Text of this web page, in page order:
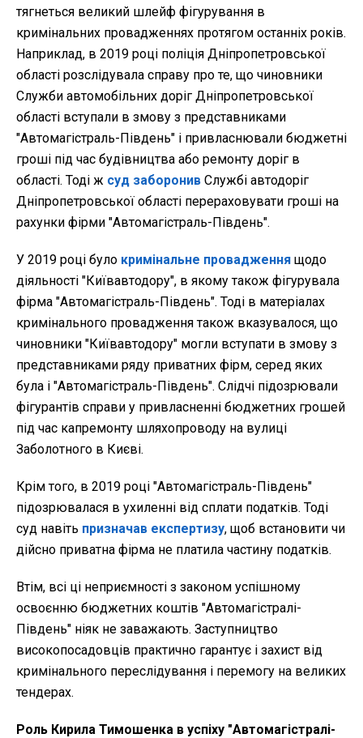
тягнеться великий шлейф фігурування в
кримінальних провадженнях протягом останніх років.
Наприклад, в 2019 році поліція Дніпропетровської
області розслідувала справу про те, що чиновники
Служби автомобільних доріг Дніпропетровської
області вступали в змову з представниками
"Автомагістраль-Південь" і привласнювали бюджетні
гроші під час будівництва або ремонту доріг в
області. Тоді ж суд заборонив Службі автодоріг
Дніпропетровської області перераховувати гроші на
рахунки фірми "Автомагістраль-Південь".
У 2019 році було кримінальне провадження щодо
діяльності "Київавтодору", в якому також фігурувала
фірма "Автомагістраль-Південь". Тоді в матеріалах
кримінального провадження також вказувалося, що
чиновники "Київавтодору" могли вступати в змову з
представниками ряду приватних фірм, серед яких
була і "Автомагістраль-Південь". Слідчі підозрювали
фігурантів справи у привласненні бюджетних грошей
під час капремонту шляхопроводу на вулиці
Заболотного в Києві.
Крім того, в 2019 році "Автомагістраль-Південь"
підозрювалася в ухиленні від сплати податків. Тоді
суд навіть призначав експертизу, щоб встановити чи
дійсно приватна фірма не платила частину податків.
Втім, всі ці неприємності з законом успішному
освоєнню бюджетних коштів "Автомагістралі-
Південь" ніяк не заважають. Заступництво
високопосадовців практично гарантує і захист від
кримінального переслідування і перемогу на великих
тендерах.
Роль Кирила Тимошенка в успіху "Автомагістралі-